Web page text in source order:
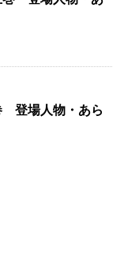
登場人物・あら